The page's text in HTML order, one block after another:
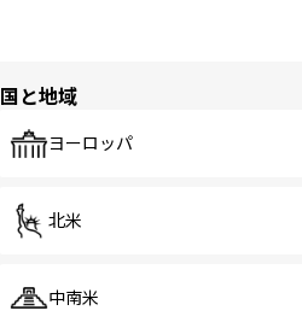
国と地域
ヨーロッパ
北米
中南米